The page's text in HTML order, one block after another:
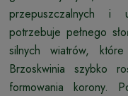
przepuszczalnych i
potrzebuje pełnego
silnych wiatrów,
Brzoskwinia szybko
formowania korony.